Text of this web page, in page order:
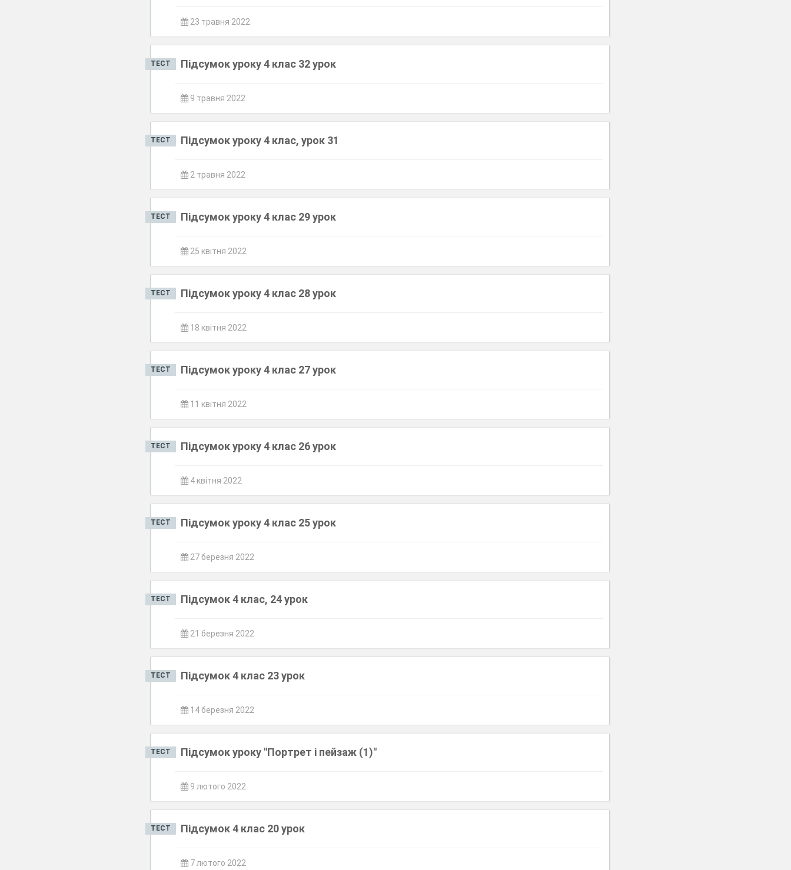
23 травня 2022
ТЕСТ Підсумок уроку 4 клас 32 урок
9 травня 2022
ТЕСТ Підсумок уроку 4 клас, урок 31
2 травня 2022
ТЕСТ Підсумок уроку 4 клас 29 урок
25 квітня 2022
ТЕСТ Підсумок уроку 4 клас 28 урок
18 квітня 2022
ТЕСТ Підсумок уроку 4 клас 27 урок
11 квітня 2022
ТЕСТ Підсумок уроку 4 клас 26 урок
4 квітня 2022
ТЕСТ Підсумок уроку 4 клас 25 урок
27 березня 2022
ТЕСТ Підсумок 4 клас, 24 урок
21 березня 2022
ТЕСТ Підсумок 4 клас 23 урок
14 березня 2022
ТЕСТ Підсумок уроку "Портрет і пейзаж (1)"
9 лютого 2022
ТЕСТ Підсумок 4 клас 20 урок
7 лютого 2022